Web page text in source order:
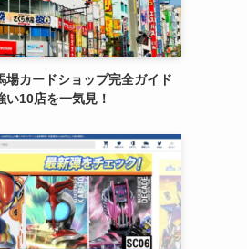
場カードショップ完全ガイド
い10店を一気見！